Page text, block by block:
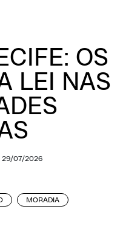
OS
LEI NAS
29/07/2026
MORADIA